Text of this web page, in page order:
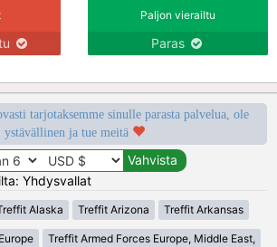
Paljon vierailtu
Paras
tarjotaksemme sinulle parasta palvelua, ole
ystävällinen ja tue meitä
Yhdysvallat
Alaska Treffit Arizona Treffit Arkansas
Treffit Armed Forces Europe, Middle East,